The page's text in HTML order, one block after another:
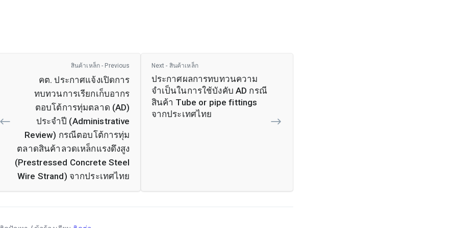
สินค้าเหล็ก - Previous
คต. ประกาศแจ้งเปิดการ
ทบทวนการเรียกเก็บอากร
ตอบโต้การทุ่มตลาด (AD)
ประจำปี (Administrative
Review) กรณีตอบโต้การทุ่ม
ตลาดสินค้าลวดเหล็กแรงดึงสูง
(Prestressed Concrete Steel
Wire Strand) จากประเทศไทย
Next - สินค้าเหล็ก
ประกาศผลการทบทวนความ
จำเป็นในการใช้บังคับ AD กรณี
สินค้า Tube or pipe fittings
จากประเทศไทย